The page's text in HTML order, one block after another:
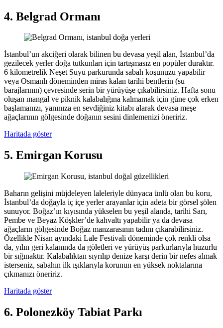
4. Belgrad Ormanı
İstanbul’un akciğeri olarak bilinen bu devasa yeşil alan, İstanbul’da
gezilecek yerler doğa tutkunları için tartışmasız en popüler duraktır.
6 kilometrelik Neşet Suyu parkurunda sabah koşunuzu yapabilir
veya Osmanlı döneminden miras kalan tarihi bentlerin (su
barajlarının) çevresinde serin bir yürüyüşe çıkabilirsiniz. Hafta sonu
oluşan mangal ve piknik kalabalığına kalmamak için güne çok erken
başlamanızı, yanınıza en sevdiğiniz kitabı alarak devasa meşe
ağaçlarının gölgesinde doğanın sesini dinlemenizi öneririz.
Haritada göster
5. Emirgan Korusu
Baharın gelişini müjdeleyen laleleriyle dünyaca ünlü olan bu koru,
İstanbul’da doğayla iç içe yerler arayanlar için adeta bir görsel şölen
sunuyor. Boğaz’ın kıyısında yükselen bu yeşil alanda, tarihi Sarı,
Pembe ve Beyaz Köşkler’de kahvaltı yapabilir ya da devasa
ağaçların gölgesinde Boğaz manzarasının tadını çıkarabilirsiniz.
Özellikle Nisan ayındaki Lale Festivali döneminde çok renkli olsa
da, yılın geri kalanında da göletleri ve yürüyüş parkurlarıyla huzurlu
bir sığınaktır. Kalabalıktan sıyrılıp denize karşı derin bir nefes almak
isterseniz, sabahın ilk ışıklarıyla korunun en yüksek noktalarına
çıkmanızı öneririz.
Haritada göster
6. Polonezköy Tabiat Parkı